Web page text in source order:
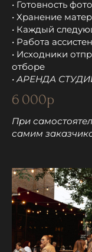
• Готовность
• Хранение
• Каждый
• Работа
• Исходники
отборе
• АРЕНДА
6 000р
При
самим